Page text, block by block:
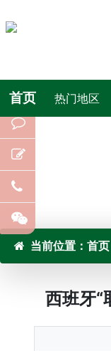
首页 热门地区
当前位置： 首页
西班牙“